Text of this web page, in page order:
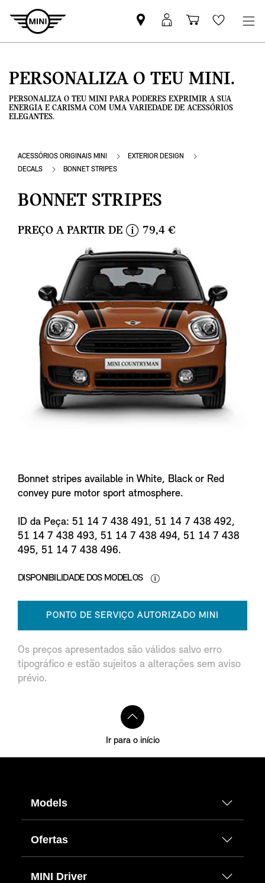
Pesquisar
parceiro
Iniciar
sessão
Carrinho
de
Wishlist
PERSONALIZA O TEU MINI.
PERSONALIZA O TEU MINI PARA PODERES EXPRIMIR A SUA
ENERGIA E CARISMA COM UMA VARIEDADE DE ACESSÓRIOS
ELEGANTES.
ACESSÓRIOS ORIGINAIS MINI
EXTERIOR DESIGN
DECALS
BONNET STRIPES
BONNET STRIPES
PREÇO A PARTIR DE
n
f
o
79,4 €
Bonnet stripes available in White, Black or Red
convey pure motor sport atmosphere.
ID da Peça: 51 14 7 438 491, 51 14 7 438 492,
51 14 7 438 493, 51 14 7 438 494, 51 14 7 438
495, 51 14 7 438 496.
DISPONIBILIDADE DOS MODELOS
PONTO DE SERVIÇO AUTORIZADO MINI
Os preços apresentados são válidos salvo erro
tipográfico e estão sujeitos a alterações sem aviso
prévio.
Ir para o início
Models
Ofertas
MINI Driver